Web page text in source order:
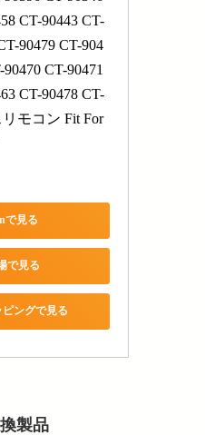
CT-90443 CT-
90479 CT-904
CT-90471
CT-90478 CT-
モコン Fit For
で見る
で見る
ングで見る
製品